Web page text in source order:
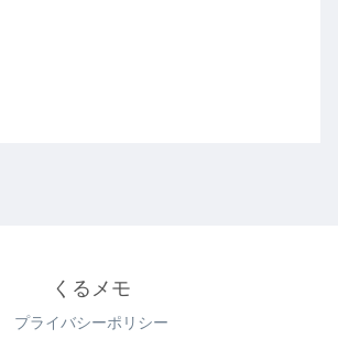
くるメモ
プライバシーポリシー